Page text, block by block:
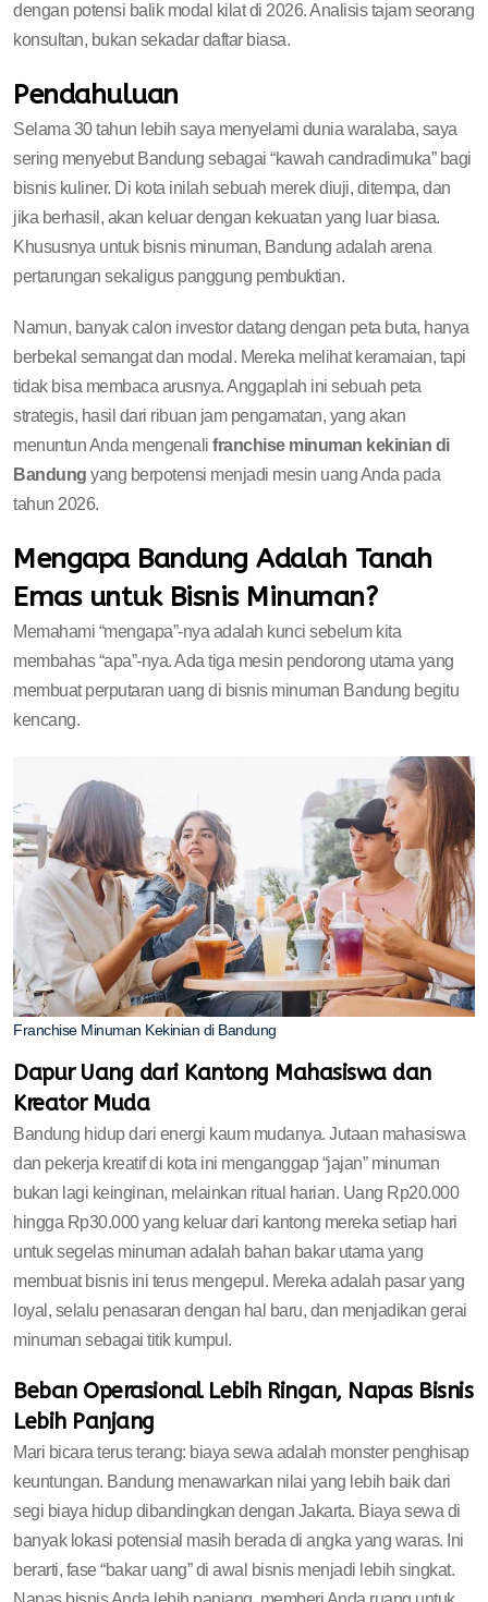
dengan potensi balik modal kilat di 2026. Analisis tajam seorang
konsultan, bukan sekadar daftar biasa.
Pendahuluan
Selama 30 tahun lebih saya menyelami dunia waralaba, saya
sering menyebut Bandung sebagai “kawah candradimuka” bagi
bisnis kuliner. Di kota inilah sebuah merek diuji, ditempa, dan
jika berhasil, akan keluar dengan kekuatan yang luar biasa.
Khususnya untuk bisnis minuman, Bandung adalah arena
pertarungan sekaligus panggung pembuktian.
Namun, banyak calon investor datang dengan peta buta, hanya
berbekal semangat dan modal. Mereka melihat keramaian, tapi
tidak bisa membaca arusnya. Anggaplah ini sebuah peta
strategis, hasil dari ribuan jam pengamatan, yang akan
menuntun Anda mengenali franchise minuman kekinian di
Bandung yang berpotensi menjadi mesin uang Anda pada
tahun 2026.
Mengapa Bandung Adalah Tanah
Emas untuk Bisnis Minuman?
Memahami “mengapa”-nya adalah kunci sebelum kita
membahas “apa”-nya. Ada tiga mesin pendorong utama yang
membuat perputaran uang di bisnis minuman Bandung begitu
kencang.
Franchise Minuman Kekinian di Bandung
Dapur Uang dari Kantong Mahasiswa dan
Kreator Muda
Bandung hidup dari energi kaum mudanya. Jutaan mahasiswa
dan pekerja kreatif di kota ini menganggap “jajan” minuman
bukan lagi keinginan, melainkan ritual harian. Uang Rp20.000
hingga Rp30.000 yang keluar dari kantong mereka setiap hari
untuk segelas minuman adalah bahan bakar utama yang
membuat bisnis ini terus mengepul. Mereka adalah pasar yang
loyal, selalu penasaran dengan hal baru, dan menjadikan gerai
minuman sebagai titik kumpul.
Beban Operasional Lebih Ringan, Napas Bisnis
Lebih Panjang
Mari bicara terus terang: biaya sewa adalah monster penghisap
keuntungan. Bandung menawarkan nilai yang lebih baik dari
segi biaya hidup dibandingkan dengan Jakarta. Biaya sewa di
banyak lokasi potensial masih berada di angka yang waras. Ini
berarti, fase “bakar uang” di awal bisnis menjadi lebih singkat.